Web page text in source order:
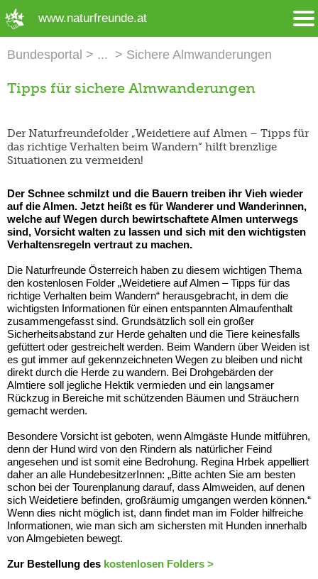
www.naturfreunde.at
Bundesportal Sichere Almwanderungen
Tipps für sichere Almwanderungen
Der Naturfreundefolder „Weidetiere auf Almen – Tipps für
das richtige Verhalten beim Wandern“ hilft brenzlige
Situationen zu vermeiden!
Der Schnee schmilzt und die Bauern treiben ihr Vieh wieder
auf die Almen. Jetzt heißt es für Wanderer und Wanderinnen,
welche auf Wegen durch bewirtschaftete Almen unterwegs
sind, Vorsicht walten zu lassen und sich mit den wichtigsten
Verhaltensregeln vertraut zu machen.
Die Naturfreunde Österreich haben zu diesem wichtigen Thema
den kostenlosen Folder „Weidetiere auf Almen – Tipps für das
richtige Verhalten beim Wandern“ herausgebracht, in dem die
wichtigsten Informationen für einen entspannten Almaufenthalt
zusammengefasst sind. Grundsätzlich soll ein großer
Sicherheitsabstand zur Herde gehalten und die Tiere keinesfalls
gefüttert oder gestreichelt werden. Beim Wandern über Weiden ist
es gut immer auf gekennzeichneten Wegen zu bleiben und nicht
direkt durch die Herde zu wandern. Bei Drohgebärden der
Almtiere soll jegliche Hektik vermieden und ein langsamer
Rückzug in Bereiche mit schützenden Bäumen und Sträuchern
gemacht werden.
Besondere Vorsicht ist geboten, wenn Almgäste Hunde mitführen,
denn der Hund wird von den Rindern als natürlicher Feind
angesehen und ist somit eine Bedrohung. Regina Hrbek appelliert
daher an alle HundebesitzerInnen: „Bitte achten Sie am besten
schon bei der Tourenplanung darauf, dass Almweiden, auf denen
sich Weidetiere befinden, großräumig umgangen werden können.“
Wenn dies nicht möglich ist, dann findet man im Folder hilfreiche
Informationen, wie man sich am sichersten mit Hunden innerhalb
von Almgebieten bewegt.
Zur Bestellung des kostenlosen Folders >